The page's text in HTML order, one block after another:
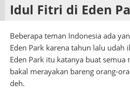
Idul Fitri di Eden
Beberapa teman Indonesia ada
Eden Park karena tahun lalu udah
Eden Park itu katanya buat
bakal merayakan bareng orang-
deh.